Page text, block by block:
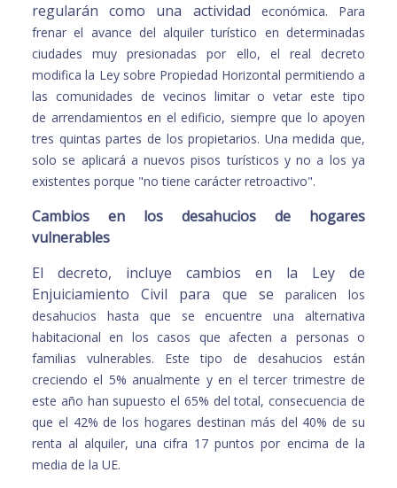
regularán como una actividad económica. Para
frenar el avance del alquiler turístico en determinadas
ciudades muypresionadas por ello, el real decreto
modifica la Ley sobre Propiedad Horizontal permitiendo a
las comunidades de vecinos limitar o vetar este tipo
de arrendamientos en el edificio, siempre que lo apoyen
tres quintas partes de lospropietarios. Una medida que,
solo se aplicará a nuevos pisos turísticos y no a los ya
existentes porque "no tiene carácter retroactivo".
Cambios en los desahucios de hogares
vulnerables
El decreto, incluye cambios en la Ley de
Enjuiciamiento Civil para que se paralicen los
desahucios hasta que se encuentre una alternativa
habitacionalen los casos que afecten a personas o
familias vulnerables. Este tipo de desahucios están
creciendo el 5% anualmente y en el tercertrimestre de
este año han supuesto el 65% del total, consecuencia de
que el 42% de los hogares destinan más del 40% de su
renta al alquiler, una cifra 17puntos por encima de la
media de la UE.